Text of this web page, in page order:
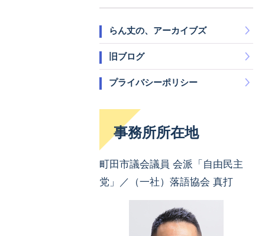
らん丈の、アーカイブズ
旧ブログ
プライバシーポリシー
事務所所在地
町田市議会議員 会派「自由民主
党」／（一社）落語協会 真打